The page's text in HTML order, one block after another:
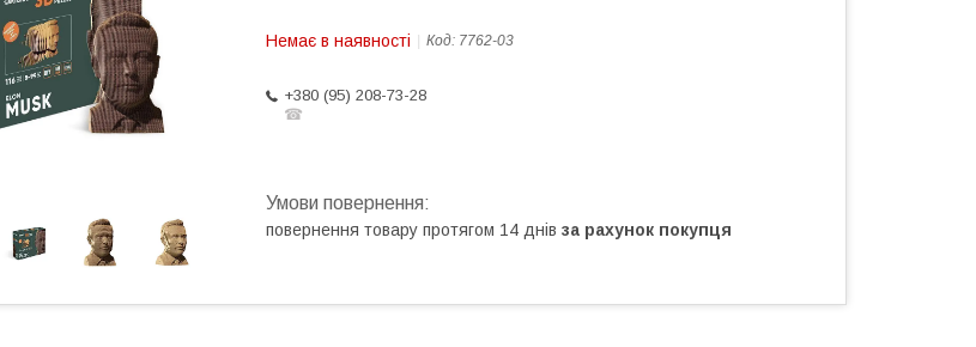
Немає в наявності Код: 7762-03
+380 (95) 208-73-28
☎
повернення товару протягом 14 днів за рахунок покупця